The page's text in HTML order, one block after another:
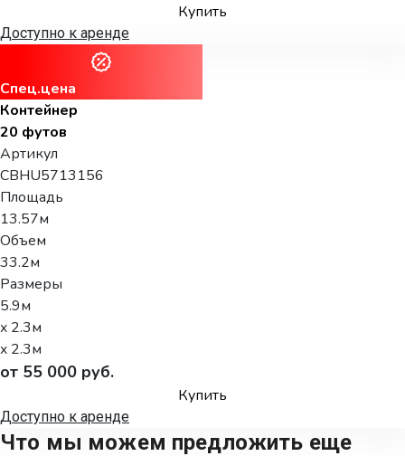
Купить
Доступно к аренде
Спец.цена
Контейнер
20 футов
Артикул
CBHU5713156
Площадь
13.57м
Объем
33.2м
Размеры
5.9м
x 2.3м
x 2.3м
от 55 000 руб.
Купить
Доступно к аренде
Что мы можем предложить еще